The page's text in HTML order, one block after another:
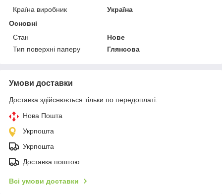
Країна виробник
Україна
Основні
Стан
Нове
Тип поверхні паперу
Глянсова
Умови доставки
Доставка здійснюється тільки по передоплаті.
Нова Пошта
Укрпошта
Укрпошта
Доставка поштою
Всі умови доставки